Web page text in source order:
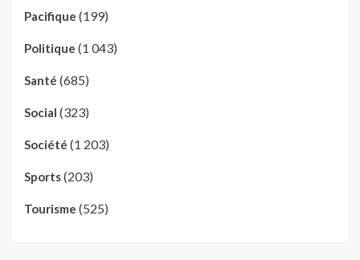
Pacifique (199)
Politique (1 043)
Santé (685)
Social (323)
Société (1 203)
Sports(203)
Tourisme (525)